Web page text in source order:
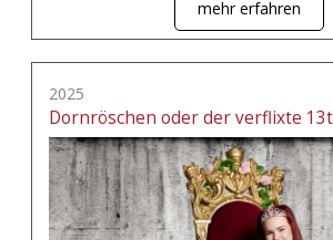
mehr erfahren
2025
Dornröschen oder der verflixte